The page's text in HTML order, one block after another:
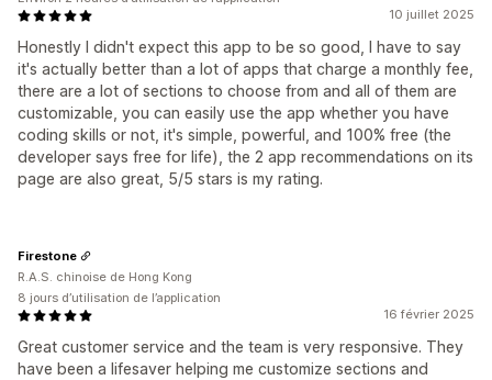
10 juillet 2025
Honestly I didn't expect this app to be so good, I have to say
it's actually better than a lot of apps that charge a monthly fee,
there are a lot of sections to choose from and all of them are
customizable, you can easily use the app whether you have
coding skills or not, it's simple, powerful, and 100% free (the
developer says free for life), the 2 app recommendations on its
page are also great, 5/5 stars is my rating.
16 février 2025
Great customer service and the team is very responsive. They
have been a lifesaver helping me customize sections and
Firestone
R.A.S. chinoise de Hong Kong
8 jours d’utilisation de l’application